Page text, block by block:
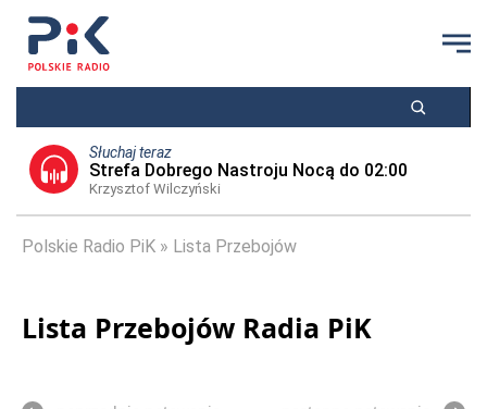
Słuchaj teraz
Strefa Dobrego Nastroju Nocą do 02:00
Krzysztof Wilczyński
Polskie Radio PiK Lista Przebojów
Lista Przebojów Radia PiK